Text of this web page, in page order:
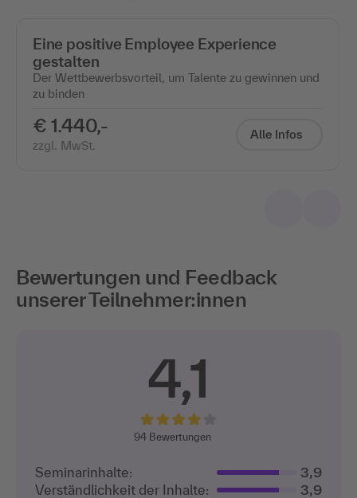
Eine positive Employee Experience
gestalten
Der Wettbewerbsvorteil, um Talente zu gewinnen und
zu binden
€ 1.440,-
zzgl. MwSt.
Alle Infos
Bewertungen und Feedback
unserer Teilnehmer:innen
4,1
94Bewertungen
Seminarinhalte:
3,9
Verständlichkeit der Inhalte:
3,9